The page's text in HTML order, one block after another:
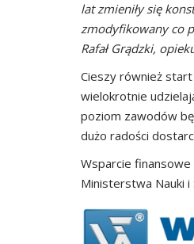
lat zmieniły się
zmodyfikowany co
Rafał Grądzki,
Cieszy również start
wielokrotnie
poziom zawodów
dużo radości
Wsparcie finansowe
Ministerstwa Nauki i